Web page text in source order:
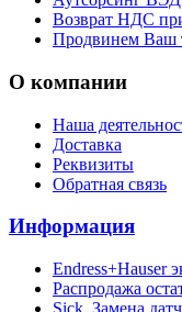
Возврат НДС
Продвинем Ваш
О компании
Наша
Доставка
Реквизиты
Обратная связь
Информация
Endress+Hauser
Распродажа
Sick. Замена